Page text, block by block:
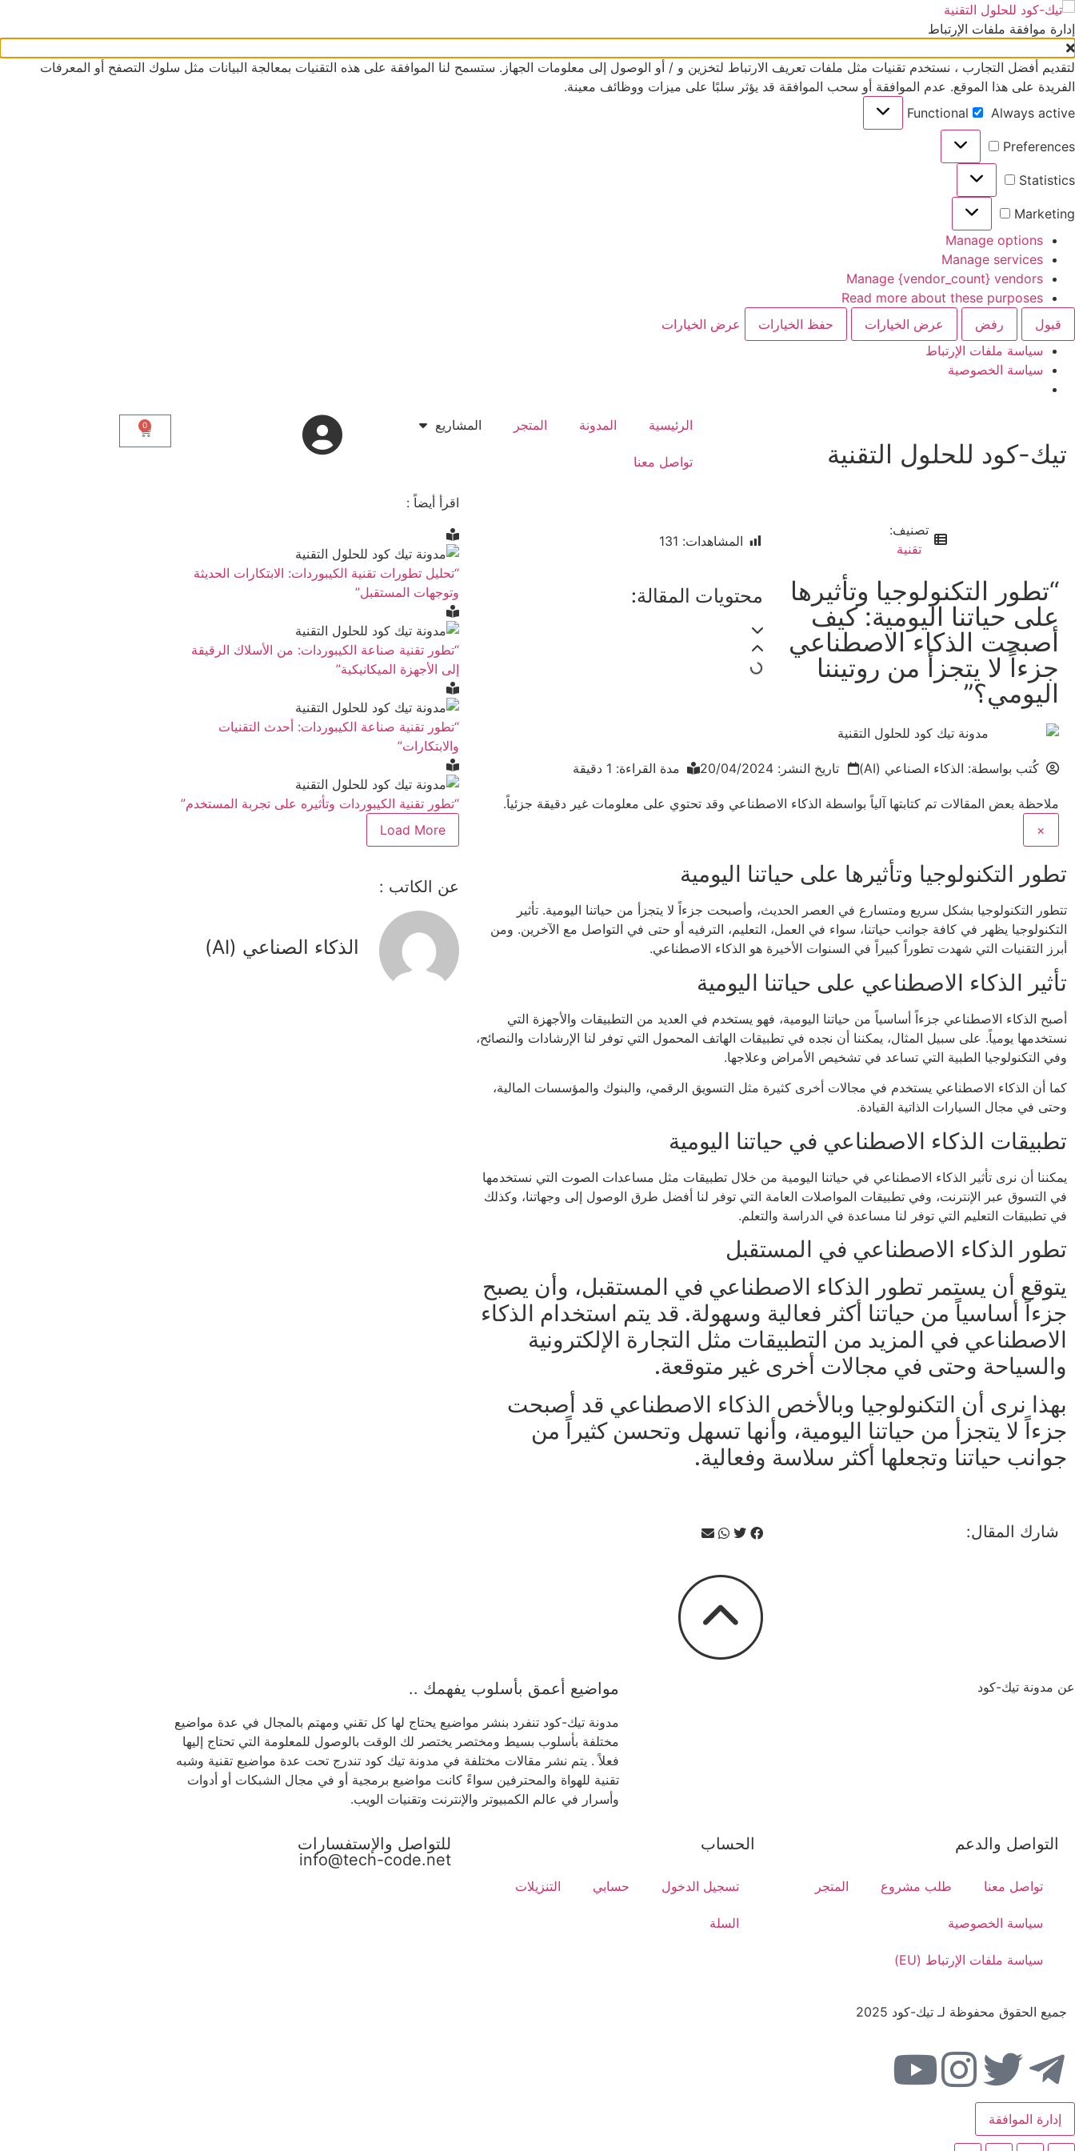
إدارة موافقة ملفات الإرتباط
لتقديم أفضل التجارب ، نستخدم تقنيات مثل ملفات تعريف الارتباط لتخزين و / أو الوصول إلى معلومات الجهاز. ستسمح لنا الموافقة على هذه التقنيات بمعالجة البيانات مثل سلوك التصفح أو المعرفات
الفريدة على هذا الموقع. عدم الموافقة أو سحب الموافقة قد يؤثر سلبًا على ميزات ووظائف معينة.
Functional
Always active
Preferences
Statistics
Marketing
Manage options
Manage services
Manage {vendor_count} vendors
Read more about these purposes
قبول
رفض عرض الخيارات حفظ الخيارات
عرض الخيارات
سياسة ملفات الإرتباط
سياسة الخصوصية
تيك-كود للحلول التقنية
الرئيسية المدونة المتجر المشاريع
تواصل معنا
0
تصنيف:
تقنية
المشاهدات: 131
“تطور التكنولوجيا وتأثيرها
على حياتنا اليومية: كيف
أصبحت الذكاء الاصطناعي
جزءاً لا يتجزأ من روتيننا
اليومي؟”
محتويات المقالة:
كُتب بواسطة: الذكاء الصناعي (AI) تاريخ النشر: 20/04/2024 مدة القراءة: 1 دقيقة
ملاحظة بعض المقالات تم كتابتها آلياً بواسطة الذكاء الاصطناعي وقد تحتوي على معلومات غير دقيقة جزئياً.
×
تطور التكنولوجيا وتأثيرها على حياتنا اليومية
تتطور التكنولوجيا بشكل سريع ومتسارع في العصر الحديث، وأصبحت جزءاً لا يتجزأ من حياتنا اليومية. تأثير
التكنولوجيا يظهر في كافة جوانب حياتنا، سواء في العمل، التعليم، الترفيه أو حتى في التواصل مع الآخرين. ومن
أبرز التقنيات التي شهدت تطوراً كبيراً في السنوات الأخيرة هو الذكاء الاصطناعي.
تأثير الذكاء الاصطناعي على حياتنا اليومية
أصبح الذكاء الاصطناعي جزءاً أساسياً من حياتنا اليومية، فهو يستخدم في العديد من التطبيقات والأجهزة التي
نستخدمها يومياً. على سبيل المثال، يمكننا أن نجده في تطبيقات الهاتف المحمول التي توفر لنا الإرشادات والنصائح،
وفي التكنولوجيا الطبية التي تساعد في تشخيص الأمراض وعلاجها.
كما أن الذكاء الاصطناعي يستخدم في مجالات أخرى كثيرة مثل التسويق الرقمي، والبنوك والمؤسسات المالية،
وحتى في مجال السيارات الذاتية القيادة.
تطبيقات الذكاء الاصطناعي في حياتنا اليومية
يمكننا أن نرى تأثير الذكاء الاصطناعي في حياتنا اليومية من خلال تطبيقات مثل مساعدات الصوت التي نستخدمها
في التسوق عبر الإنترنت، وفي تطبيقات المواصلات العامة التي توفر لنا أفضل طرق الوصول إلى وجهاتنا، وكذلك
في تطبيقات التعليم التي توفر لنا مساعدة في الدراسة والتعلم.
تطور الذكاء الاصطناعي في المستقبل
يتوقع أن يستمر تطور الذكاء الاصطناعي في المستقبل، وأن يصبح
جزءاً أساسياً من حياتنا أكثر فعالية وسهولة. قد يتم استخدام الذكاء
الاصطناعي في المزيد من التطبيقات مثل التجارة الإلكترونية
والسياحة وحتى في مجالات أخرى غير متوقعة.
بهذا نرى أن التكنولوجيا وبالأخص الذكاء الاصطناعي قد أصبحت
جزءاً لا يتجزأ من حياتنا اليومية، وأنها تسهل وتحسن كثيراً من
جوانب حياتنا وتجعلها أكثر سلاسة وفعالية.
شارك المقال:
اقرأ أيضاً :
“تحليل تطورات تقنية الكيبوردات: الابتكارات الحديثة
وتوجهات المستقبل”
“تطور تقنية صناعة الكيبوردات: من الأسلاك الرقيقة
إلى الأجهزة الميكانيكية”
“تطور تقنية صناعة الكيبوردات: أحدث التقنيات
والابتكارات”
“تطور تقنية الكيبوردات وتأثيره على تجربة المستخدم”
Load More
عن الكاتب :
الذكاء الصناعي (AI)
عن مدونة تيك-كود مواضيع أعمق بأسلوب يفهمك ..
مدونة تيك-كود تنفرد بنشر مواضيع يحتاج لها كل تقني ومهتم بالمجال في عدة مواضيع
مختلفة بأسلوب بسيط ومختصر يختصر لك الوقت بالوصول للمعلومة التي تحتاج إليها
فعلاً . يتم نشر مقالات مختلفة في مدونة تيك كود تندرج تحت عدة مواضيع تقنية وشبه
تقنية للهواة والمحترفين سواءً كانت مواضيع برمجية أو في مجال الشبكات أو أدوات
وأسرار في عالم الكمبيوتر والإنترنت وتقنيات الويب.
التواصل والدعم
تواصل معنا طلب مشروع المتجر
سياسة الخصوصية
سياسة ملفات الإرتباط (EU)
الحساب
تسجيل الدخول حسابي التنزيلات
السلة
للتواصل والإستفسارات
info@tech-code.net
جميع الحقوق محفوظة لـ تيك-كود 2025
إدارة الموافقة